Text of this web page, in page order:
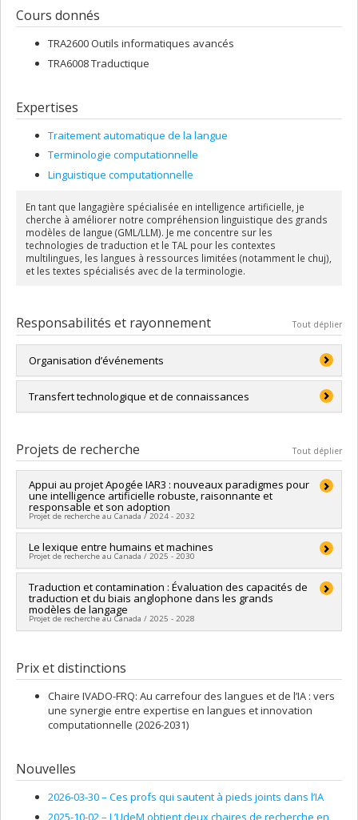
Cours donnés
TRA2600 Outils informatiques avancés
TRA6008 Traductique
Expertises
Traitement automatique de la langue
Terminologie computationnelle
Linguistique computationnelle
En tant que langagière spécialisée en intelligence artificielle, je
cherche à améliorer notre compréhension linguistique des grands
modèles de langue (GML/LLM). Je me concentre sur les
technologies de traduction et le TAL pour les contextes
multilingues, les langues à ressources limitées (notamment le chuj),
et les textes spécialisés avec de la terminologie.
Responsabilités et rayonnement Tout déplier
Organisation d’événements
LREC 2020: co-organisor of CompuTerm workshop on
RANLP 2023: co-organisor of ConTeNTS workshop on
computational terminology for NLP and Translation
studies
Terminology journal: co-editor of 2025 special issue on
computational terminology
Comparable Corpora Workshop (BUCC) (
Transfert technologique et de connaissances
néerlandais, sous-titres en anglais) (
D-Terminer: Outil pour extraction terminologique gratuit
en ligne ( lien
ACTER: Dataset pour extraction
terminologique (Annotated Dataset for Term Extraction
Research) (lien)
Projets de recherche Tout déplier
Appui au projet Apogée IAR3 : nouveaux paradigmes pour
une intelligence artificielle robuste, raisonnante et
responsable et son adoption
Projet de recherche au Canada / 2024 - 2032
Chercheur principal : Marie-Josée Hébert
Co-chercheurs :Ayla Rigouts Terryn
Khern-am-nuai,Marzia Angela Cremona,Amine Mhedhbi
Sources de financement :FRQNT/Fonds de recherche du
Québec - Nature et technologies (FQRNT)
Programmes de subvention : PVXXXXXX-Grands défis de
société
Le lexique entre humains et machines
Projet de recherche au Canada / 2025 - 2030
Chercheur principal :François Lareau
Co-chercheurs : Marie-Claude L'Homme ,Lyne Da Sylva
Philippe Langlais,Patrick Drouin,Igor Mel’čuk
Antoine Venant,Yvette Mollen,Ayla Rigouts Terryn,Anna
Québec - Société et culture (FQRSC)
Soutien aux équipes de recherche - Stade de développement
: Renouvellement
Traduction et contamination : Évaluation des capacités de
traduction et du biais anglophone dans les grands
modèles de langage
Projet de recherche au Canada / 2025 - 2028
Sources de financement :
Québec - Nature et technologies (FQRNT)
Programmes de subvention :PVXXXXXX-(NC) Établissement
de la relève professorale
Prix et distinctions
Chaire IVADO-FRQ: Au carrefour des langues et de l’IA : vers
une synergie entre expertise en langues et innovation
computationnelle (2026-2031)
Nouvelles
2026-03-30 – Ces profs qui sautent à pieds joints dans l’IA
2025-10-02 – L’UdeM obtient deux chaires de recherche en